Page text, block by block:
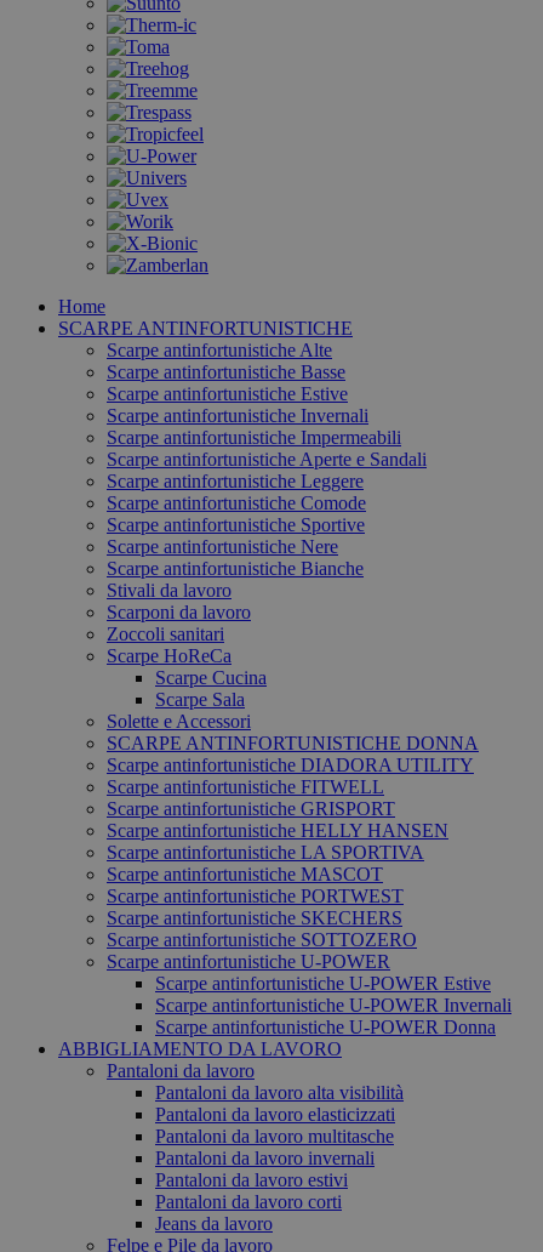
Home
SCARPE ANTINFORTUNISTICHE
Scarpe antinfortunistiche Alte
Scarpe antinfortunistiche Basse
Scarpe antinfortunistiche Estive
Scarpe antinfortunistiche Invernali
Scarpe antinfortunistiche Impermeabili
Scarpe antinfortunistiche Aperte e Sandali
Scarpe antinfortunistiche Leggere
Scarpe antinfortunistiche Comode
Scarpe antinfortunistiche Sportive
Scarpe antinfortunistiche Nere
Scarpe antinfortunistiche Bianche
Stivali da lavoro
Scarponi da lavoro
Zoccoli sanitari
Scarpe HoReCa
Scarpe Cucina
Scarpe Sala
Solette e Accessori
SCARPE ANTINFORTUNISTICHE DONNA
Scarpe antinfortunistiche DIADORA UTILITY
Scarpe antinfortunistiche FITWELL
Scarpe antinfortunistiche GRISPORT
Scarpe antinfortunistiche HELLY HANSEN
Scarpe antinfortunistiche LA SPORTIVA
Scarpe antinfortunistiche MASCOT
Scarpe antinfortunistiche PORTWEST
Scarpe antinfortunistiche SKECHERS
Scarpe antinfortunistiche SOTTOZERO
Scarpe antinfortunistiche U-POWER
Scarpe antinfortunistiche U-POWER Estive
Scarpe antinfortunistiche U-POWER Invernali
Scarpe antinfortunistiche U-POWER Donna
ABBIGLIAMENTO DA LAVORO
Pantaloni da lavoro
Pantaloni da lavoro alta visibilità
Pantaloni da lavoro elasticizzati
Pantaloni da lavoro multitasche
Pantaloni da lavoro invernali
Pantaloni da lavoro estivi
Pantaloni da lavoro corti
Jeans da lavoro
Felpe e Pile da lavoro